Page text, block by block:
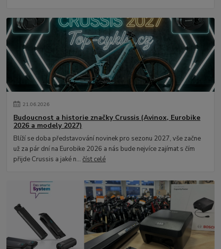
21.06.2026
Budoucnost a historie značky Crussis (Avinox, Eurobike
2026 a modely 2027)
Blíží se doba představování novinek pro sezonu 2027, vše začne
už za pár dní na Eurobike 2026 a nás bude nejvíce zajímat s čím
přijde Crussis a jaké n...číst celé